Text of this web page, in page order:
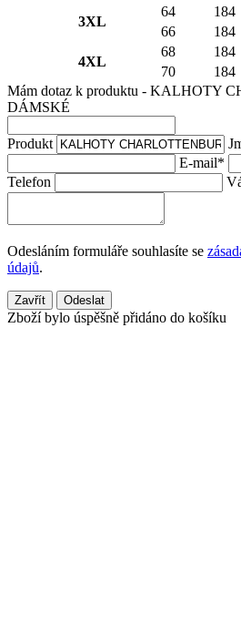
3XL
64 184
66
184
4XL
68 184
70
184
Mám dotaz k produktu - KALHOTY
DÁMSKÉ
Produkt
E-mail*
Telefon
Odesláním formuláře souhlasíte se
údajů.
Zavřít Odeslat
Zboží bylo úspěšně přidáno do košíku